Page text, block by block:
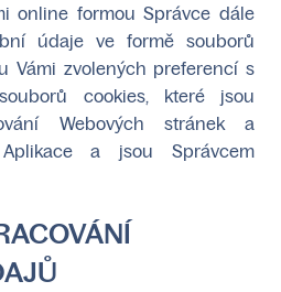
online formou Správce dále
údaje ve formě souborů
Vámi zvolených preferencí s
cookies, které jsou
Webových stránek a
a jsou Správcem